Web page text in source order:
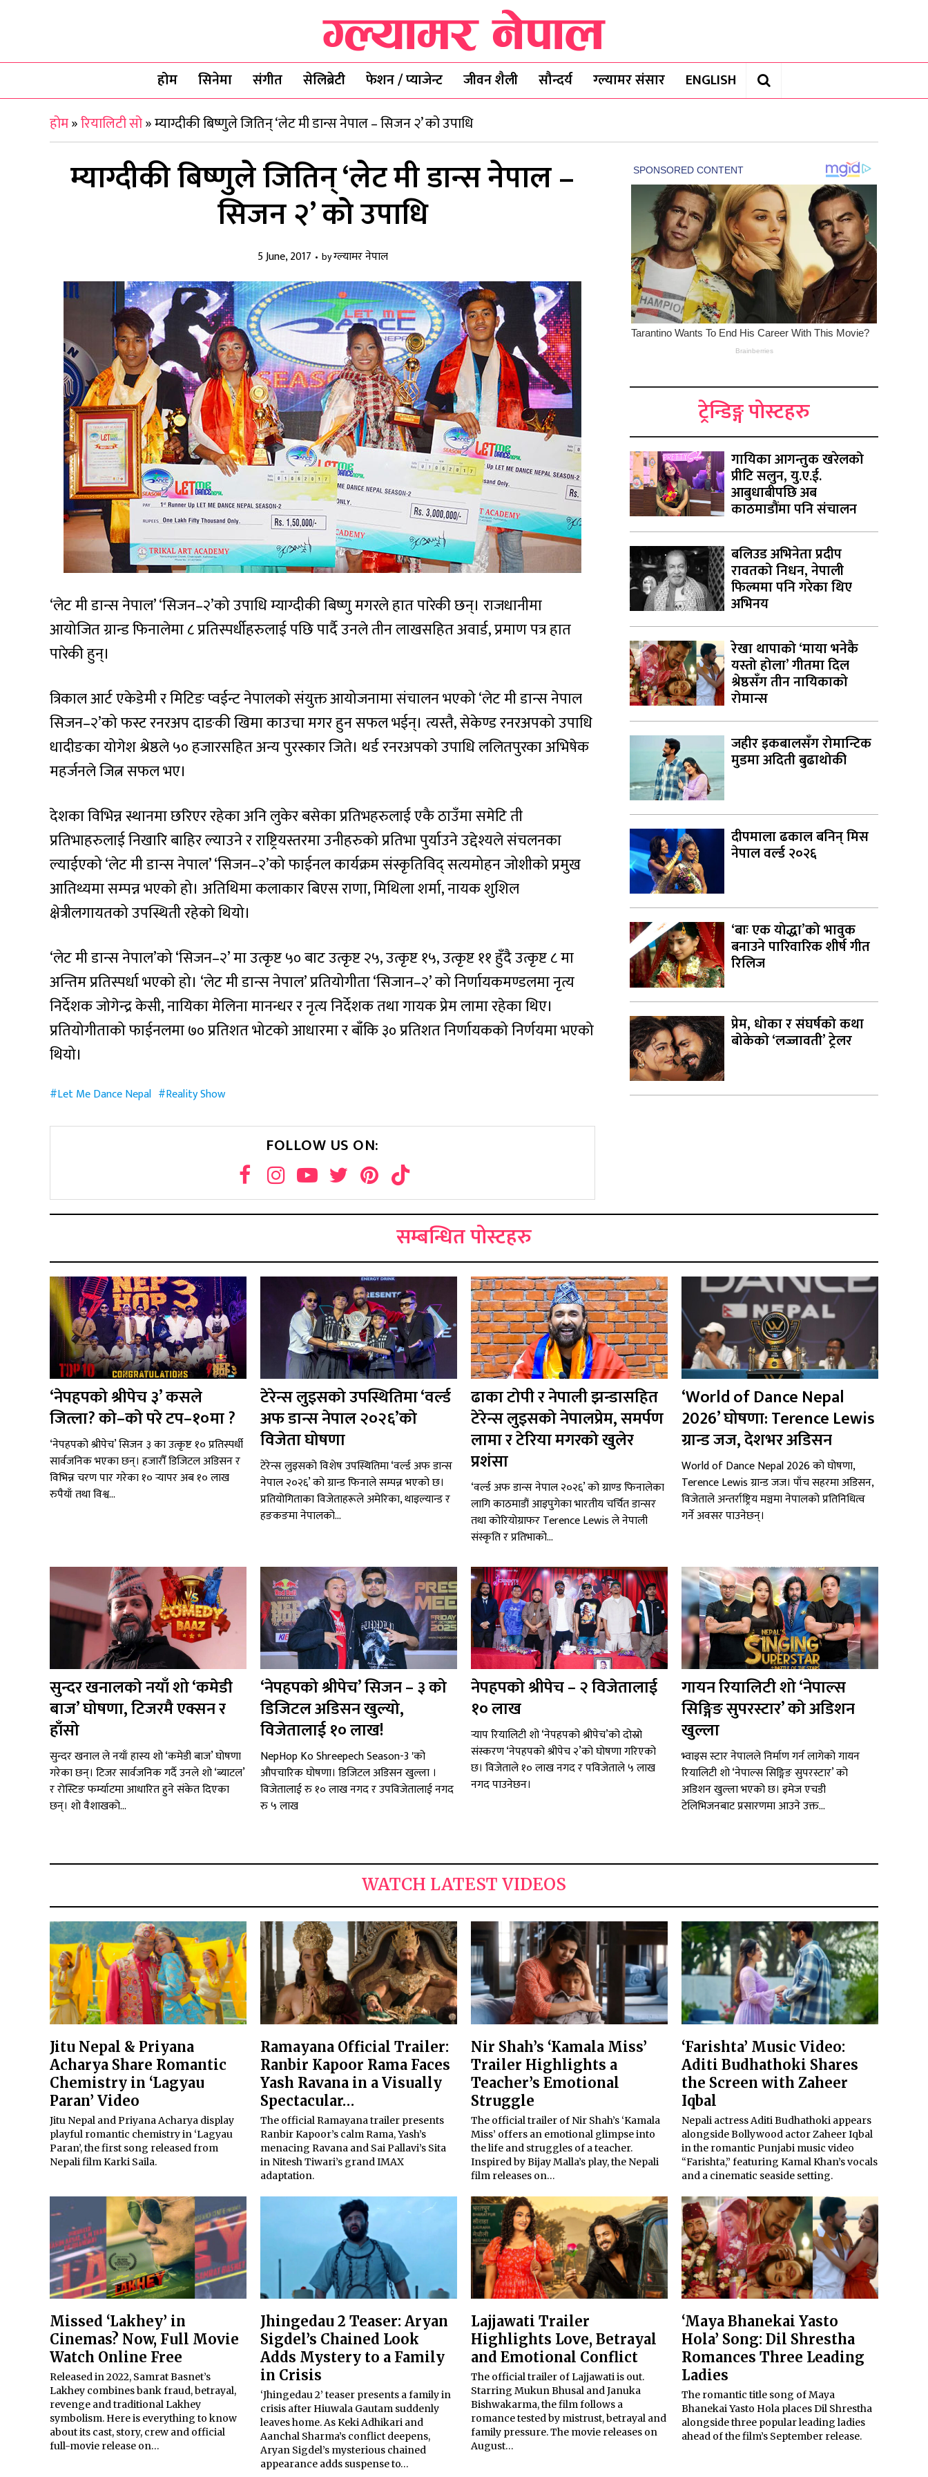
होम सिनेमा संगीत सेलिब्रेटी फेशन / प्याजेन्ट जीवन शैली सौन्दर्य ग्ल्यामर संसार
ENGLISH
होम»रियालिटी सो»म्याग्दीकी बिष्णुले जितिन् ‘लेट मी डान्स नेपाल – सिजन २’ को उपाधि
म्याग्दीकी बिष्णुले जितिन् ‘लेट मी डान्स नेपाल –
सिजन २’ को उपाधि
5 June, 2017 byग्ल्यामर नेपाल
‘लेट मी डान्स नेपाल’ ‘सिजन–२’को उपाधि म्याग्दीकी बिष्णु मगरले हात पारेकी छन्। राजधानीमा
आयोजित ग्रान्ड फिनालेमा ८ प्रतिस्पर्धीहरुलाई पछि पार्दै उनले तीन लाखसहित अवार्ड, प्रमाण पत्र हात
पारेकी हुन्।
त्रिकाल आर्ट एकेडेमी र मिटिङ प्वईन्ट नेपालको संयुक्त आयोजनामा संचालन भएको ‘लेट मी डान्स नेपाल
सिजन–२’को फस्ट रनरअप दाङकी खिमा काउचा मगर हुन सफल भईन्। त्यस्तै, सेकेण्ड रनरअपको उपाधि
धादीङका योगेश श्रेष्ठले ५० हजारसहित अन्य पुरस्कार जिते। थर्ड रनरअपको उपाधि ललितपुरका अभिषेक
महर्जनले जित्न सफल भए।
देशका विभिन्न स्थानमा छरिएर रहेका अनि लुकेर बसेका प्रतिभहरुलाई एकै ठाउँमा समेटि ती
प्रतिभाहरुलाई निखारि बाहिर ल्याउने र राष्ट्रियस्तरमा उनीहरुको प्रतिभा पुर्याउने उद्देश्यले संचलनका
ल्याईएको ‘लेट मी डान्स नेपाल’ ‘सिजन–२’को फाईनल कार्यक्रम संस्कृतिविद् सत्यमोहन जोशीको प्रमुख
आतिथ्यमा सम्पन्न भएको हो। अतिथिमा कलाकार बिएस राणा, मिथिला शर्मा, नायक शुशिल
क्षेत्रीलगायतको उपस्थिती रहेको थियो।
‘लेट मी डान्स नेपाल’को ‘सिजन–२’ मा उत्कृष्ट ५० बाट उत्कृष्ट २५, उत्कृष्ट १५, उत्कृष्ट ११ हुँदै उत्कृष्ट ८ मा
अन्तिम प्रतिस्पर्धा भएको हो। ‘लेट मी डान्स नेपाल’ प्रतियोगीता ‘सिजान–२’ को निर्णायकमण्डलमा नृत्य
निर्देशक जोगेन्द्र केसी, नायिका मेलिना मानन्धर र नृत्य निर्देशक तथा गायक प्रेम लामा रहेका थिए।
प्रतियोगीताको फाईनलमा ७० प्रतिशत भोटको आधारमा र बाँकि ३० प्रतिशत निर्णायकको निर्णयमा भएको
थियो।
Let Me Dance Nepal Reality Show
FOLLOW US ON:
ट्रेन्डिङ्ग पोस्टहरु
गायिका आगन्तुक खरेलको
प्रीटि सलुन, यु.ए.ई.
आबुधाबीपछि अब
काठमाडौंमा पनि संचालन
बलिउड अभिनेता प्रदीप
रावतको निधन, नेपाली
फिल्ममा पनि गरेका थिए
अभिनय
रेखा थापाको ‘माया भनेकै
यस्तो होला’ गीतमा दिल
श्रेष्ठसँग तीन नायिकाको
रोमान्स
जहीर इकबालसँग रोमान्टिक
मुडमा अदिती बुढाथोकी
दीपमाला ढकाल बनिन् मिस
नेपाल वर्ल्ड २०२६
‘बाः एक योद्धा’को भावुक
बनाउने पारिवारिक शीर्ष गीत
रिलिज
प्रेम, धोका र संघर्षको कथा
बोकेको ‘लज्जावती’ ट्रेलर
सम्बन्धित पोस्टहरु
‘नेपहपको श्रीपेच ३’ कसले
जित्ला? को–को परे टप–१०मा ?
‘नेपहपको श्रीपेच’ सिजन ३ का उत्कृष्ट १० प्रतिस्पर्धी
सार्वजनिक भएका छन्। हजारौँ डिजिटल अडिसन र
विभिन्न चरण पार गरेका १० र्‍यापर अब १० लाख
रुपैयाँ तथा विश्व...
टेरेन्स लुइसको उपस्थितिमा ‘वर्ल्ड
अफ डान्स नेपाल २०२६’को
विजेता घोषणा
टेरेन्स लुइसको विशेष उपस्थितिमा ‘वर्ल्ड अफ डान्स
नेपाल २०२६’ को ग्रान्ड फिनाले सम्पन्न भएको छ।
प्रतियोगिताका विजेताहरूले अमेरिका, थाइल्यान्ड र
हङकङमा नेपालको...
ढाका टोपी र नेपाली झन्डासहित
टेरेन्स लुइसको नेपालप्रेम, समर्पण
लामा र टेरिया मगरको खुलेर
प्रशंसा
‘वर्ल्ड अफ डान्स नेपाल २०२६’ को ग्राण्ड फिनालेका
लागि काठमाडौं आइपुगेका भारतीय चर्चित डान्सर
तथा कोरियोग्राफर Terence Lewis ले नेपाली
संस्कृति र प्रतिभाको...
‘World of Dance Nepal
2026’ घोषणा: Terence Lewis
ग्रान्ड जज, देशभर अडिसन
World of Dance Nepal 2026 को घोषणा,
Terence Lewis ग्रान्ड जज। पाँच सहरमा अडिसन,
विजेताले अन्तर्राष्ट्रिय मञ्चमा नेपालको प्रतिनिधित्व
गर्ने अवसर पाउनेछन्।
सुन्दर खनालको नयाँ शो ‘कमेडी
बाज’ घोषणा, टिजरमै एक्सन र
हाँसो
सुन्दर खनाल ले नयाँ हास्य शो ‘कमेडी बाज’ घोषणा
गरेका छन्। टिजर सार्वजनिक गर्दै उनले शो ‘ब्याटल’
र रोस्टिङ फर्म्याटमा आधारित हुने संकेत दिएका
छन्। शो वैशाखको...
‘नेपहपको श्रीपेच’ सिजन – ३ को
डिजिटल अडिसन खुल्यो,
विजेतालाई १० लाख!
NepHop Ko Shreepech Season-3 'को
औपचारिक घोषणा। डिजिटल अडिसन खुल्ला ।
विजेतालाई रु १० लाख नगद र उपविजेतालाई नगद
रु ५ लाख
नेपहपको श्रीपेच – २ विजेतालाई
१० लाख
र्‍याप रियालिटी शो ‘नेपहपको श्रीपेच’को दोस्रो
संस्करण ‘नेपहपको श्रीपेच २’को घोषणा गरिएको
छ। विजेताले १० लाख नगद र पविजेताले ५ लाख
नगद पाउनेछन।
गायन रियालिटी शो ‘नेपाल्स
सिङ्गिङ सुपरस्टार’ को अडिशन
खुल्ला
भ्वाइस स्टार नेपालले निर्माण गर्न लागेको गायन
रियालिटी शो ‘नेपाल्स सिङ्गिङ सुपरस्टार’ को
अडिशन खुल्ला भएको छ। इमेज एचडी
टेलिभिजनबाट प्रसारणमा आउने उक्त...
WATCH LATEST VIDEOS
Jitu Nepal & Priyana
Acharya Share Romantic
Chemistry in ‘Lagyau
Paran’ Video
Jitu Nepal and Priyana Acharya display
playful romantic chemistry in ‘Lagyau
Paran’, the first song released from
Nepali film Karki Saila.
Ramayana Official Trailer:
Ranbir Kapoor Rama Faces
Yash Ravana in a Visually
Spectacular…
The official Ramayana trailer presents
Ranbir Kapoor’s calm Rama, Yash’s
menacing Ravana and Sai Pallavi’s Sita
in Nitesh Tiwari’s grand IMAX
adaptation.
Nir Shah’s ‘Kamala Miss’
Trailer Highlights a
Teacher’s Emotional
Struggle
The official trailer of Nir Shah’s ‘Kamala
Miss’ offers an emotional glimpse into
the life and struggles of a teacher.
Inspired by Bijay Malla’s play, the Nepali
film releases on…
‘Farishta’ Music Video:
Aditi Budhathoki Shares
the Screen with Zaheer
Iqbal
Nepali actress Aditi Budhathoki appears
alongside Bollywood actor Zaheer Iqbal
in the romantic Punjabi music video
“Farishta,” featuring Kamal Khan’s vocals
and a cinematic seaside setting.
Missed ‘Lakhey’ in
Cinemas? Now, Full Movie
Watch Online Free
Released in 2022, Samrat Basnet’s
Lakhey combines bank fraud, betrayal,
revenge and traditional Lakhey
symbolism. Here is everything to know
about its cast, story, crew and official
full-movie release on…
Jhingedau 2 Teaser: Aryan
Sigdel’s Chained Look
Adds Mystery to a Family
in Crisis
‘Jhingedau 2’ teaser presents a family in
crisis after Hiuwala Gautam suddenly
leaves home. As Keki Adhikari and
Aanchal Sharma’s conflict deepens,
Aryan Sigdel’s mysterious chained
appearance adds suspense to…
Lajjawati Trailer
Highlights Love, Betrayal
and Emotional Conflict
The official trailer of Lajjawati is out.
Starring Mukun Bhusal and Januka
Bishwakarma, the film follows a
romance tested by mistrust, betrayal and
family pressure. The movie releases on
August…
‘Maya Bhanekai Yasto
Hola’ Song: Dil Shrestha
Romances Three Leading
Ladies
The romantic title song of Maya
Bhanekai Yasto Hola places Dil Shrestha
alongside three popular leading ladies
ahead of the film’s September release.